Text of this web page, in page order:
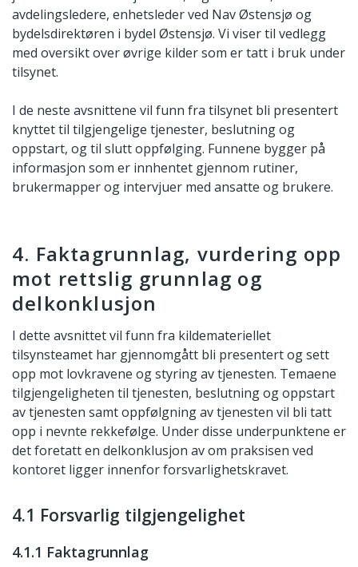
avdelingsledere, enhetsleder ved Nav Østensjø og
bydelsdirektøren i bydel Østensjø. Vi viser til vedlegg
med oversikt over øvrige kilder som er tatt i bruk under
tilsynet.
I de neste avsnittene vil funn fra tilsynet bli presentert
knyttet til tilgjengelige tjenester, beslutning og
oppstart, og til slutt oppfølging. Funnene bygger på
informasjon som er innhentet gjennom rutiner,
brukermapper og intervjuer med ansatte og brukere.
4. Faktagrunnlag, vurdering opp
mot rettslig grunnlag og
delkonklusjon
I dette avsnittet vil funn fra kildemateriellet
tilsynsteamet har gjennomgått bli presentert og sett
opp mot lovkravene og styring av tjenesten. Temaene
tilgjengeligheten til tjenesten, beslutning og oppstart
av tjenesten samt oppfølgning av tjenesten vil bli tatt
opp i nevnte rekkefølge. Under disse underpunktene er
det foretatt en delkonklusjon av om praksisen ved
kontoret ligger innenfor forsvarlighetskravet.
4.1 Forsvarlig tilgjengelighet
4.1.1 Faktagrunnlag